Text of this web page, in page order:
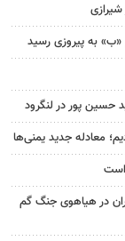
حسین پور در لنگرود
معادله جدید یمنی‌ها
است
در هیاهوی جنگ گم